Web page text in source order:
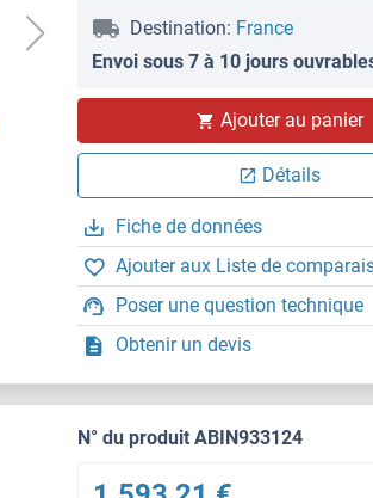
IHC
Destination: France
Envoi sous 7 à 10 jours
Ajouter au panier
Détails
Fiche de données
Ajouter aux Liste de
Poser une question technique
Obtenir un devis
N° du produit ABIN933124